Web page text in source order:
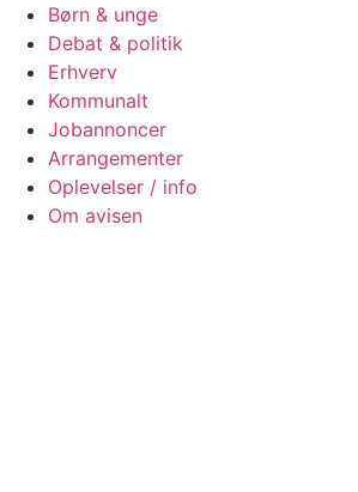
Børn & unge
Debat & politik
Erhverv
Kommunalt
Jobannoncer
Arrangementer
Oplevelser / info
Om avisen